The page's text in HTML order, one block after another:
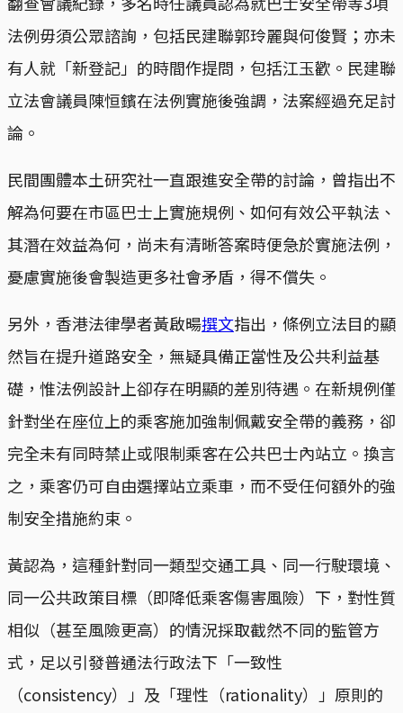
法例毋須公眾諮詢，包括民建聯郭玲麗與何俊賢；亦未
有人就「新登記」的時間作提問，包括江玉歡。民建聯
立法會議員陳恒鑌在法例實施後強調，法案經過充足討
論。
民間團體本土研究社一直跟進安全帶的討論，曾指出不
解為何要在市區巴士上實施規例、如何有效公平執法、
其潛在效益為何，尚未有清晰答案時便急於實施法例，
憂慮實施後會製造更多社會矛盾，得不償失。
另外，香港法律學者黃啟暘撰文指出，條例立法目的顯
然旨在提升道路安全，無疑具備正當性及公共利益基
礎，惟法例設計上卻存在明顯的差別待遇。在新規例僅
針對坐在座位上的乘客施加強制佩戴安全帶的義務，卻
完全未有同時禁止或限制乘客在公共巴士內站立。換言
之，乘客仍可自由選擇站立乘車，而不受任何額外的強
制安全措施約束。
黃認為，這種針對同一類型交通工具、同一行駛環境、
同一公共政策目標（即降低乘客傷害風險）下，對性質
相似（甚至風險更高）的情況採取截然不同的監管方
式，足以引發普通法行政法下「一致性
（consistency）」及「理性（rationality）」原則的